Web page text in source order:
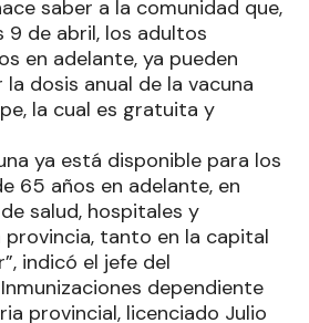
saber a la comunidad que,
de abril, los adultos
en adelante, ya pueden
dosis anual de la vacuna
la cual es gratuita y
ya está disponible para los
65 años en adelante, en
salud, hospitales y
tanto en la capital
indicó el jefe del
dependiente
provincial, licenciado Julio